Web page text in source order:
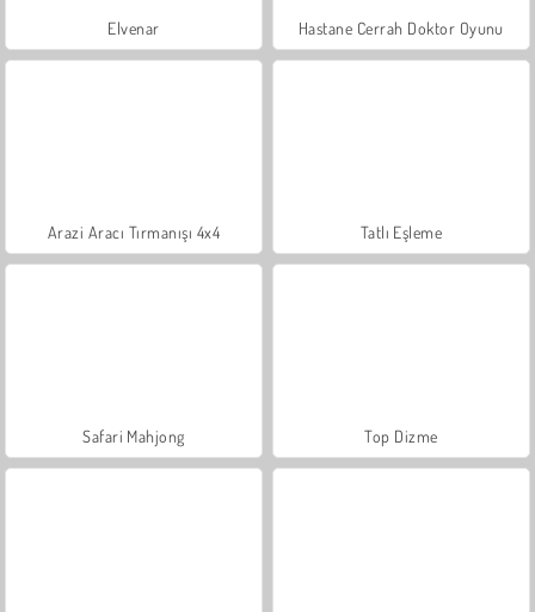
Elvenar Hastane Cerrah Doktor Oyunu
Arazi Aracı Tırmanışı 4x4 Tatlı Eşleme
Safari Mahjong Top Dizme